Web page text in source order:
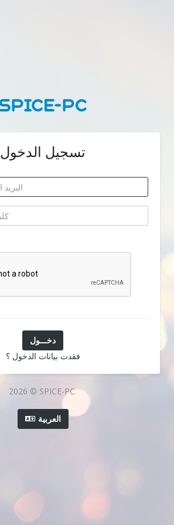
تسجيل الدخول
فقدت بيانات الدخول ؟
2026 © SPICE-PC.
العربية